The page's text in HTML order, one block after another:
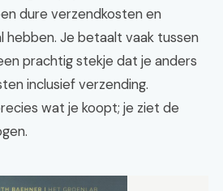
dure verzendkosten en
hebben. Je betaalt vaak tussen
prachtig stekje dat je anders
inclusief verzending.
wat je koopt; je ziet de